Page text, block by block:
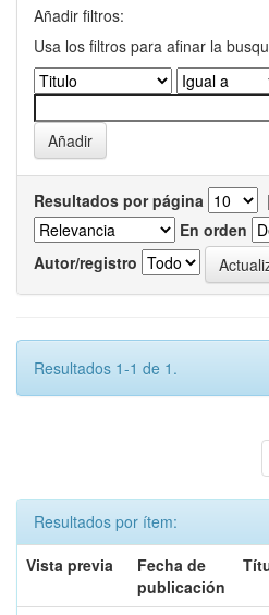
Añadir filtros:
Usa los filtros para afinar la
Resultados por página |
En orden
Autor/registro
Resultados 1-1 de 1.
Resultados por ítem:
Vista previa
Fecha de
publicación